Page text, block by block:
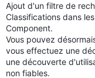
Ajout d'un filtre de
Classifications dans
Component.
Vous pouvez
vous effectuez une
une découverte
non fiables.